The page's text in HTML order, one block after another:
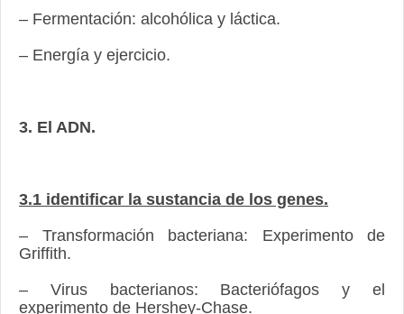
– Fermentación: alcohólica y láctica.
– Energía y ejercicio.
3. El ADN.
3.1 identificar la sustancia de los genes.
– Transformación bacteriana: Experimento de
Griffith.
– Virus bacterianos: Bacteriófagos y el
experimento de Hershey-Chase.